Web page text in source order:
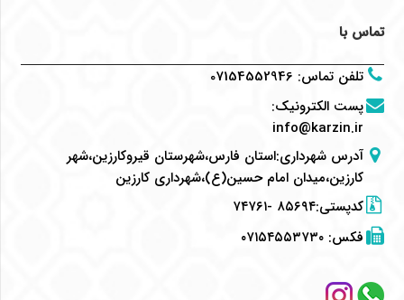
تماس با
تلفن تماس:
07154552946
پست الکترونیک:
info@karzin.ir
آدرس شهرداری:استان فارس،شهرستان قیروکارزین،شهر
کارزین،میدان امام حسین(ع)،شهرداری کارزین
کدپستی:۸۵۶۹۴ -۷۴۷۶۱
فکس:۰۷۱۵۴۵۵۳۷۳۰